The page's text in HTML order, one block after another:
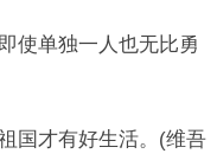
单独一人也无比勇
才有好生活。(维吾